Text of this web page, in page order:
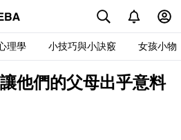
理學 小技巧與小訣竅 女孩小物
他們的父母出乎意料